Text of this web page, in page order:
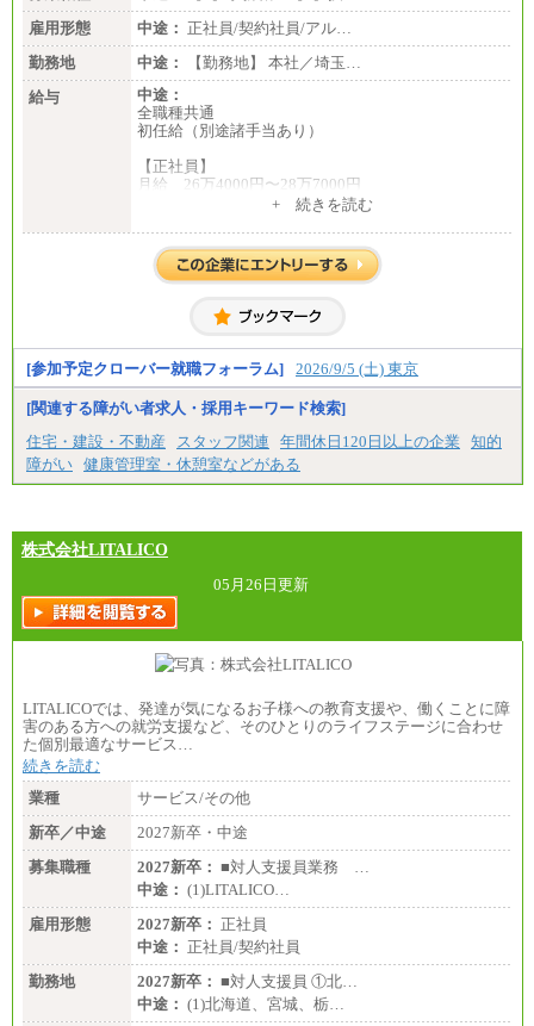
雇用形態
中途： 正社員/契約社員/アル…
勤務地
中途：
【勤務地】 本社／埼玉…
給与
中途：
全職種共通
初任給（別途諸手当あり）
【正社員】
月給 26万4000円〜28万7000円
月給 21万6300円〜27万1200円
【アルバイト・パート・時給制】
神奈川/1,390円～、静岡/1,240円～、滋賀/1,220円
～、
愛知/1,290円～
※正社員・契約社員登用制度あり
※上記給与をベースにスキル・経験に応じて、決定
します。
※試用期間中も給与に変更はございません
+ 続きを読む
[参加予定クローバー就職フォーラム] 2026/9/5 (土) 東京
[関連する障がい者求人・採用キーワード検索]
住宅・建設・不動産
スタッフ関連 年間休日120日以上の企業
知的
障がい 健康管理室・休憩室などがある
株式会社LITALICO
05月26日更新
LITALICOでは、発達が気になるお子様への教育支援や、働くことに障
害のある方への就労支援など、そのひとりのライフステージに合わせ
た個別最適なサービス…
続きを読む
業種
サービス/その他
新卒／中途
2027新卒・中途
募集職種
2027新卒： ■対人支援員業務 …
中途： (1)LITALICO…
雇用形態
2027新卒： 正社員
中途： 正社員/契約社員
勤務地
2027新卒： ■対人支援員 ①北…
中途： (1)北海道、宮城、栃…